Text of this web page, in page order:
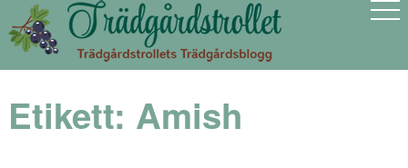
Etikett: Amish